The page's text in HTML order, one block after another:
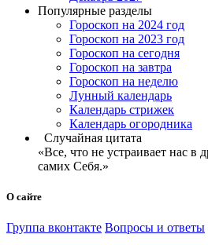
Популярные разделы
Гороскоп на 2024 год
Гороскоп на 2023 год
Гороскоп на сегодня
Гороскоп на завтра
Гороскоп на неделю
Лунный календарь
Календарь стрижек
Календарь огородника
Случайная цитата
«Все, что не устраивает нас в
самих Себя.»
О сайте
Группа вконтакте Вопросы и ответы